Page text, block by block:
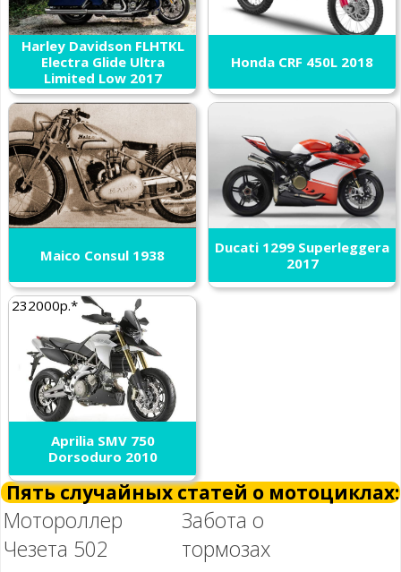
Harley Davidson FLHTKL
Electra Glide Ultra
Limited Low 2017
Honda CRF 450L 2018
Maico Consul 1938
Ducati 1299 Superleggera
2017
232000р.*
Aprilia SMV 750
Dorsoduro 2010
Пять случайных статей о мотоциклах:
Мотороллер
Чезета 502
Забота о
тормозах